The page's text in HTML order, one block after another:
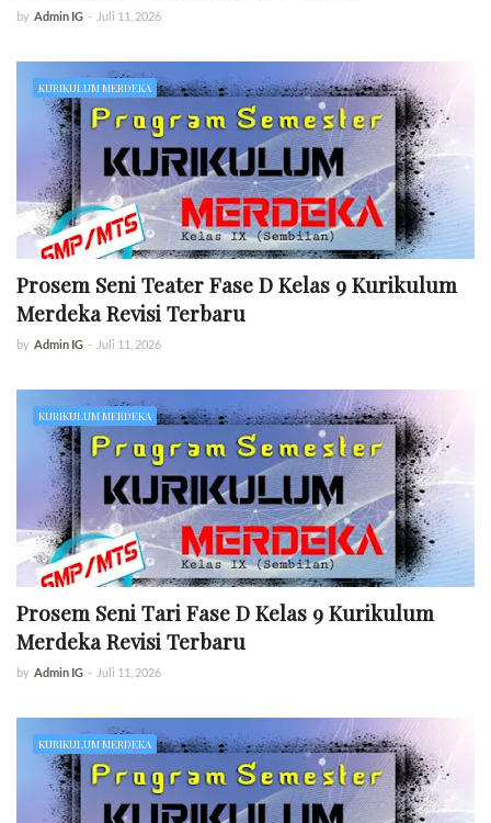
by Admin IG - Juli 11, 2026
KURIKULUM MERDEKA
Prosem Seni Teater Fase D Kelas 9 Kurikulum
Merdeka Revisi Terbaru
by Admin IG - Juli 11, 2026
KURIKULUM MERDEKA
Prosem Seni Tari Fase D Kelas 9 Kurikulum
Merdeka Revisi Terbaru
by Admin IG - Juli 11, 2026
KURIKULUM MERDEKA